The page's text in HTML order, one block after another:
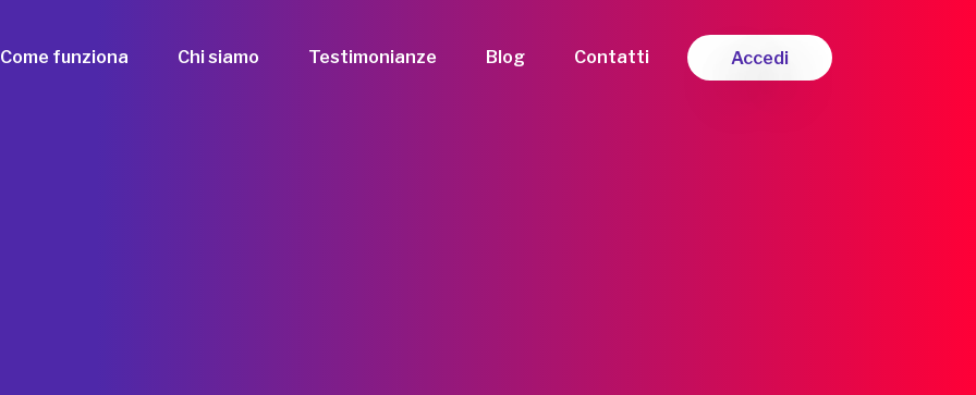
Come funziona Chi siamo Testimonianze Blog Contatti Accedi